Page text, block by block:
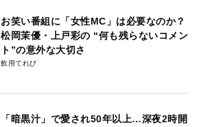
お笑い番組に「女性MC」は必要なのか？
松岡茉優・上戸彩の “何も残らないコメン
ト”の意外な大切さ
飲用てれび
「暗黒汁」で愛され50年以上…深夜2時開